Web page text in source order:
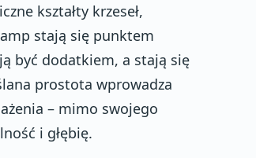
kształty krzeseł,
stają się punktem
być dodatkiem, a stają się
prostota wprowadza
– mimo swojego
i głębię.